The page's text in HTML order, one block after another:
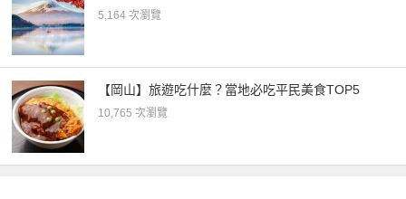
5,164 次瀏覽
【岡山】旅遊吃什麼？當地必吃平民美食TOP5
10,765 次瀏覽